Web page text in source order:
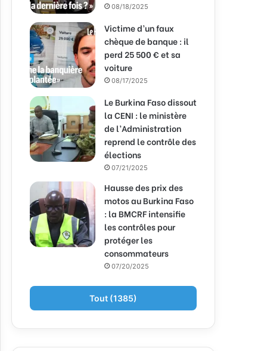
08/18/2025
Victime d’un faux
chèque de banque : il
perd 25 500 € et sa
voiture
08/17/2025
Le Burkina Faso dissout
la CENI : le ministère
de l’Administration
reprend le contrôle des
élections
07/21/2025
Hausse des prix des
motos au Burkina Faso
: la BMCRF intensifie
les contrôles pour
protéger les
consommateurs
07/20/2025
Tout (1385)